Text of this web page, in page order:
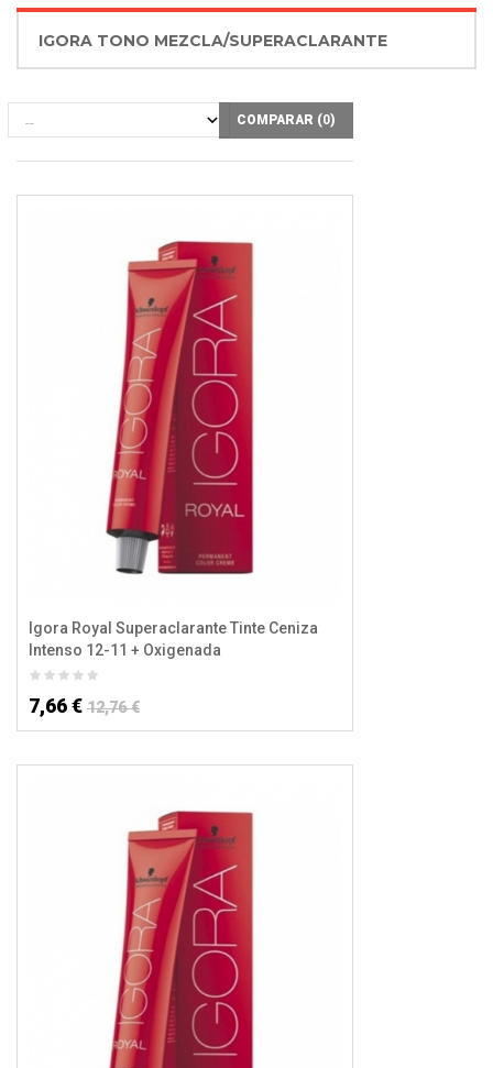
IGORA TONO MEZCLA/SUPERACLARANTE
COMPARAR (0)
Igora Royal Superaclarante Tinte Ceniza
Intenso 12-11 + Oxigenada
7,66 € 12,76 €